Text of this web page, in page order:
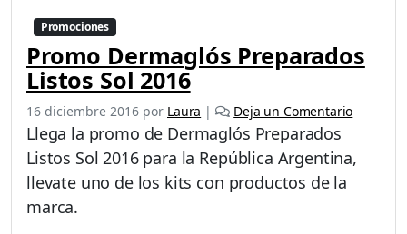
Promociones
Promo Dermaglós Preparados
Listos Sol 2016
16 diciembre 2016 por Laura | Deja un Comentario
Llega la promo de Dermaglós Preparados
Listos Sol 2016 para la República Argentina,
llevate uno de los kits con productos de la
marca.